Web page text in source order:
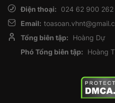
Điện thoại:
024 62 900
Email:
Tổng biên tập:
Hoàng Dự
Phó Tổng biên tập:
Hoàng